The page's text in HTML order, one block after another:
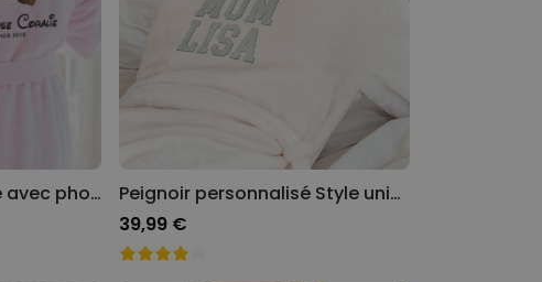
Peignoir personnalisé avec photo cartoon et texte
Peignoir personnalisé Style universitaire
39,99 €